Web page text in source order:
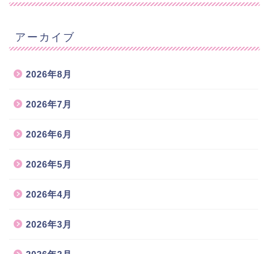
アーカイブ
2026年8月
2026年7月
2026年6月
2026年5月
2026年4月
2026年3月